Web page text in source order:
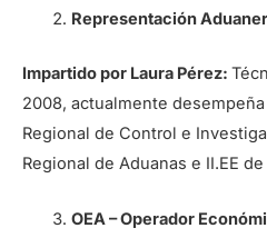
Representación
Impartido por Laura Pérez:
2008, actualmente
Regional de Control e
Regional de Aduanas e II.EE
OEA – Operador